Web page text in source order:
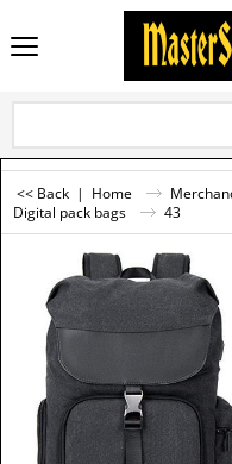
<< Back | Home
Digital pack bags
43